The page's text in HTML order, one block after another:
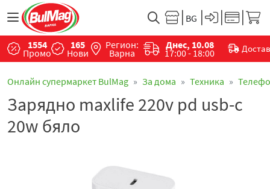
1554
Промо
165
Нови
Регион:
Варна
Днес, 10.08
17:00 - 18:00
Онлайн супермаркет BulMag За дома Техника
Зарядно maxlife 220v pd usb-c
20w бяло